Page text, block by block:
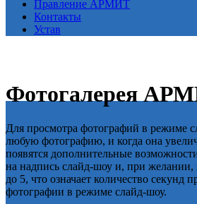
Правление АРМИТ
Контакты
Устав
Фотогалерея
Для просмотра фотографий в режиме
любую фотографию, и когда она
появятся дополнительные
на надпись слайд-шоу и, при желании,
до 5, что означает количество секунд
фотографии в режиме слайд-шоу.